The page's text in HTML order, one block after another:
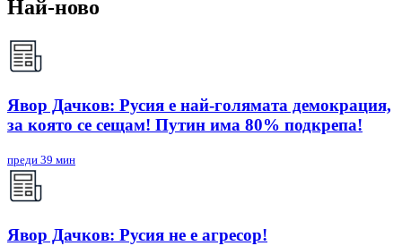
Най-ново
Явор Дачков: Русия е най-голямата демокрация,
за която се сещам! Путин има 80% подкрепа!
преди 39 мин
Явор Дачков: Русия не е агресор!